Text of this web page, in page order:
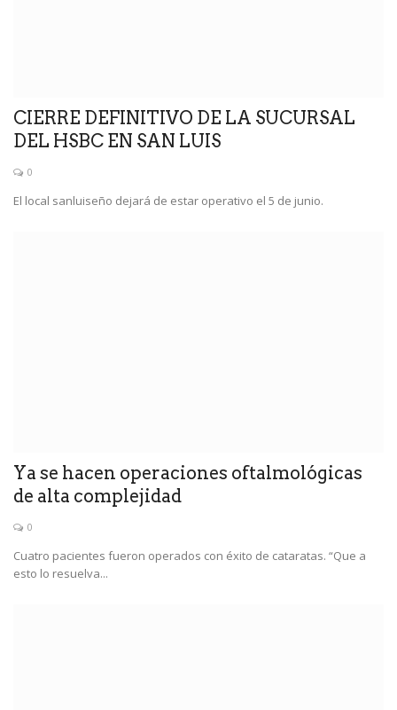
CIERRE DEFINITIVO DE LA SUCURSAL
DEL HSBC EN SAN LUIS
0
El local sanluiseño dejará de estar operativo el 5 de junio.
Ya se hacen operaciones oftalmológicas
de alta complejidad
0
Cuatro pacientes fueron operados con éxito de cataratas. “Que a
esto lo resuelva...